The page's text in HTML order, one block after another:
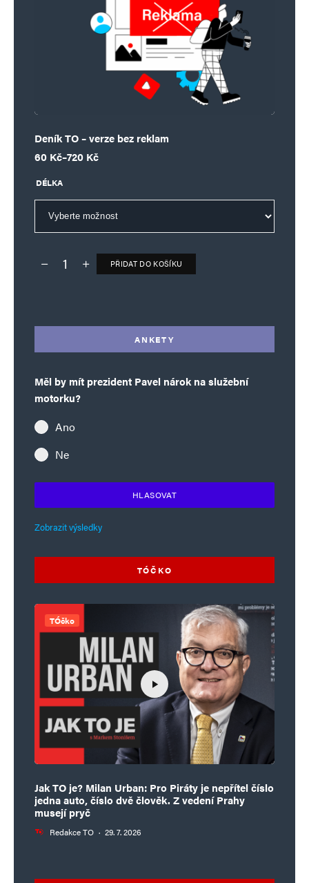
Deník TO – verze bez reklam
60 Kč–720 Kč
Rozpětí cen: 60 Kč až 720 Kč
DÉLKA
Deník TO – verze bez reklam množství
PŘIDAT DO KOŠÍKU
ANKETY
Měl by mít prezident Pavel nárok na služební
motorku?
Ano
Ne
HLASOVAT
Zobrazit výsledky
TÓČKO
TÓčko
Jak TO je? Milan Urban: Pro Piráty je nepřítel číslo
jedna auto, číslo dvě člověk. Z vedení Prahy
musejí pryč
Redakce TO · 29. 7. 2026